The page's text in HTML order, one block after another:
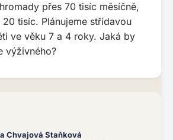
přes 70 tisíc měsíčně,
tisíc. Plánujeme střídavou
ve věku 7 a 4 roky. Jaká by
výživného?
Chvajová Staňková